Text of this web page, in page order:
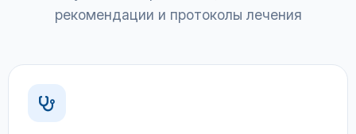
рекомендации и протоколы лечения